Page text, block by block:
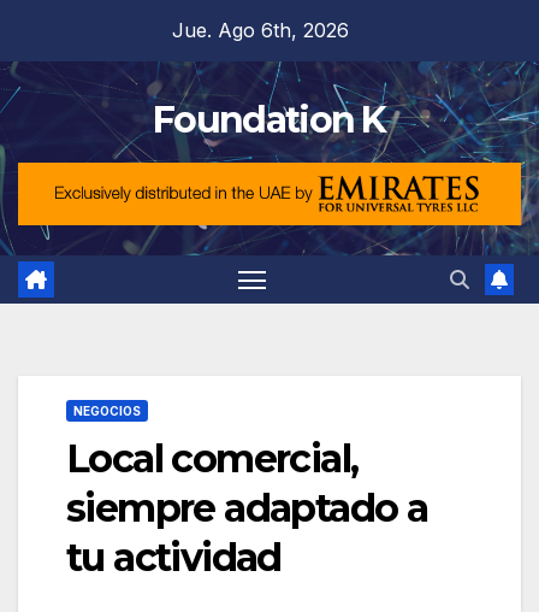
contenido
Jue. Ago 6th, 2026
Foundation K
NEGOCIOS
Local comercial,
siempre adaptado a
tu actividad